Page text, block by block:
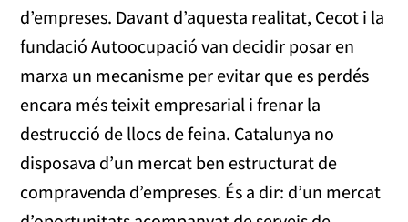
d’empreses. Davant d’aquesta realitat, Cecot i la
fundació Autoocupació van decidir posar en
marxa un mecanisme per evitar que es perdés
encara més teixit empresarial i frenar la
destrucció de llocs de feina. Catalunya no
disposava d’un mercat ben estructurat de
compravenda d’empreses. És a dir: d’un mercat